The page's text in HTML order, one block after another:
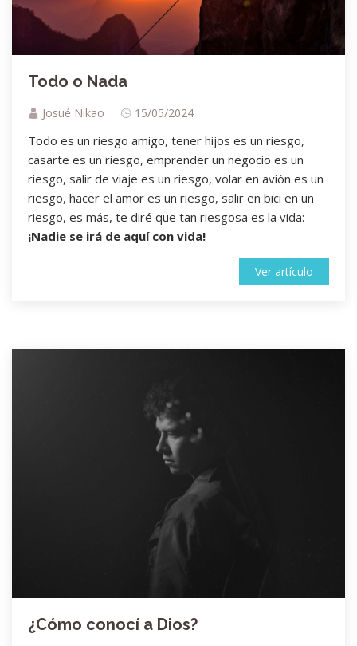
Todo o Nada
Josué Nikao 15/05/2024
Todo es un riesgo amigo, tener hijos es un riesgo,
casarte es un riesgo, emprender un negocio es un
riesgo, salir de viaje es un riesgo, volar en avión es un
riesgo, hacer el amor es un riesgo, salir en bici en un
riesgo, es más, te diré que tan riesgosa es la vida:
¡Nadie se irá de aquí con vida!
Ver artículo
¿Cómo conocí a Dios?